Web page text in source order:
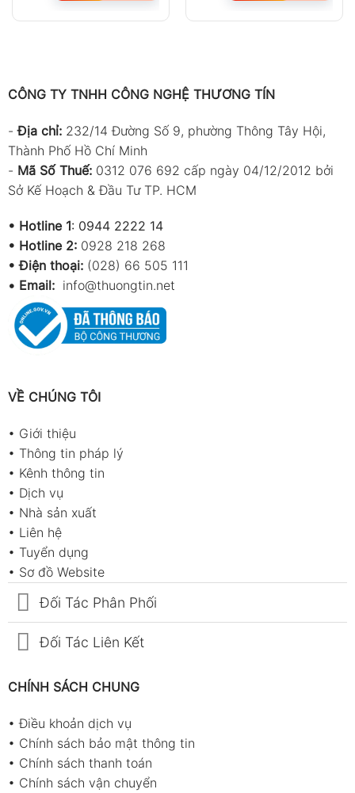
CÔNG TY TNHH CÔNG NGHỆ THƯƠNG TÍN
-Địa chỉ: 232/14 Đường Số 9, phường Thông Tây Hội,
Thành Phố Hồ Chí Minh
- Mã Số Thuế: 0312 076 692 cấp ngày 04/12/2012 bởi
Sở Kế Hoạch & Đầu Tư TP. HCM
• Hotline 1: 0944 2222 14
• Hotline 2: 0928 218 268
• Điện thoại: (028) 66 505 111
• Email: info@thuongtin.net
VỀ CHÚNG TÔI
• Giới thiệu
• Thông tin pháp lý
• Kênh thông tin
• Dịch vụ
• Nhà sản xuất
• Liên hệ
• Tuyển dụng
• Sơ đồ Website
Đối Tác Phân Phối
Đối Tác Liên Kết
CHÍNH SÁCH CHUNG
•Điều khoản dịch vụ
• Chính sách bảo mật thông tin
• Chính sách thanh toán
• Chính sách vận chuyển